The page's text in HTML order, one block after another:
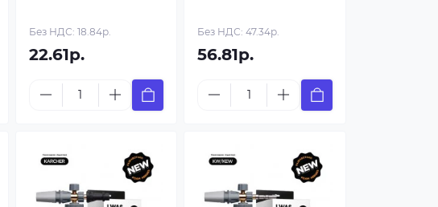
Без НДС: 18.84р.
22.61р.
Без НДС: 47.34р.
56.81р.